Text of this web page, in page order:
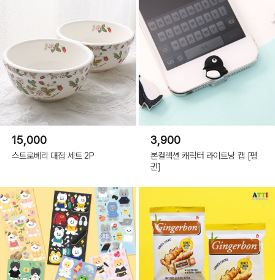
15,000
스트로베리 대접 세트 2P
3,900
본컬렉션 캐릭터 라이트닝 캡 [펭
귄]